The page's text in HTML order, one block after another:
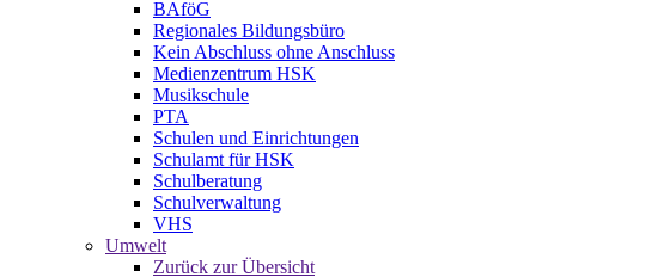
BAföG
Regionales Bildungsbüro
Kein Abschluss ohne Anschluss
Medienzentrum HSK
Musikschule
PTA
Schulen und Einrichtungen
Schulamt für HSK
Schulberatung
Schulverwaltung
VHS
Umwelt
Zurück zur Übersicht